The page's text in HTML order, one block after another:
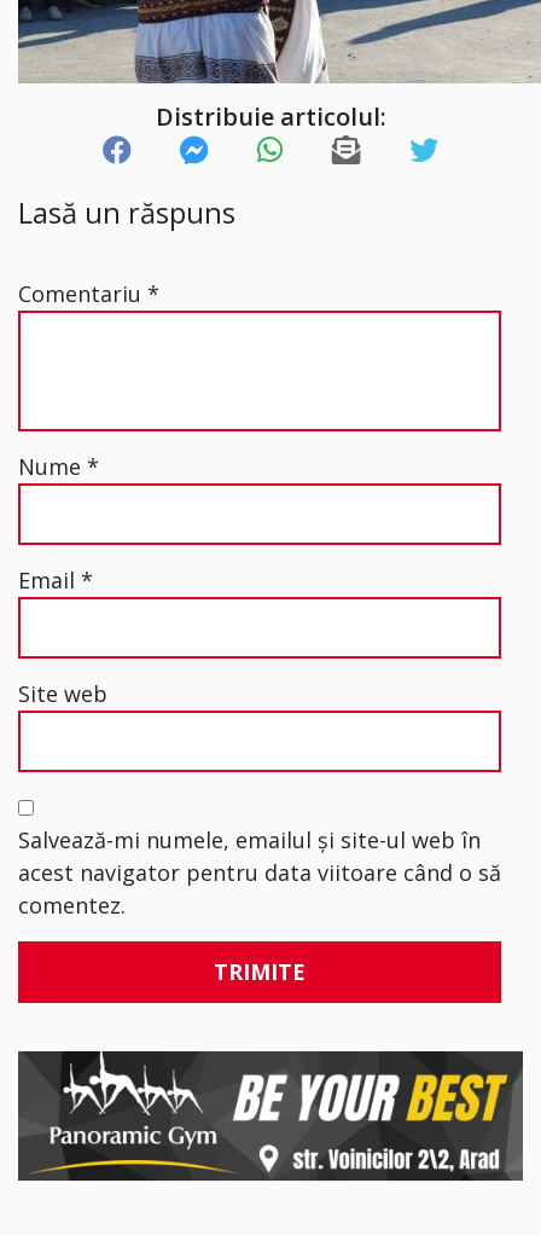
Distribuie articolul:
Lasă un răspuns
Comentariu *
Nume *
Email *
Site web
Salvează-mi numele, emailul și site-ul web în
acest navigator pentru data viitoare când o să
comentez.